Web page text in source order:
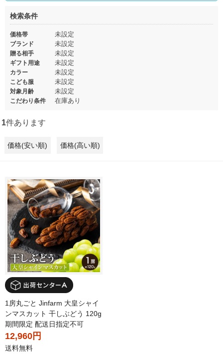
検索条件
価格帯 未設定
ブランド 未設定
贈る相手 未設定
ギフト用途 未設定
カラー 未設定
こども服 未設定
対象月齢 未設定
こだわり条件 在庫あり
1件あります
価格(安い順) 価格(高い順)
1房丸ごと Jinfarm 大皇シャイ
ンマスカット 干しぶどう 120g
期間限定 配送日指定不可
12,960円
送料無料